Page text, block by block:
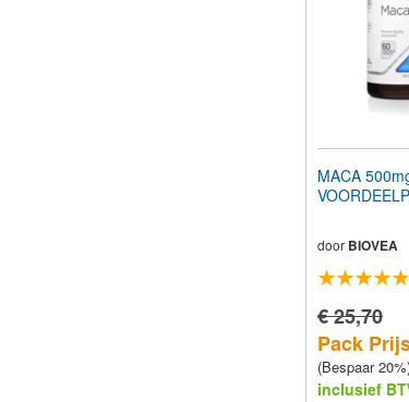
MACA
door BIOVEA
€ 25,70
Pack
(Bespaar
inclusief